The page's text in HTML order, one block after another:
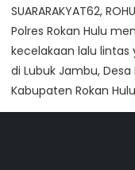
SUARARAKYAT62,
Polres Rokan Hulu
kecelakaan lalu lintas
di Lubuk Jambu,
Kabupaten Rokan